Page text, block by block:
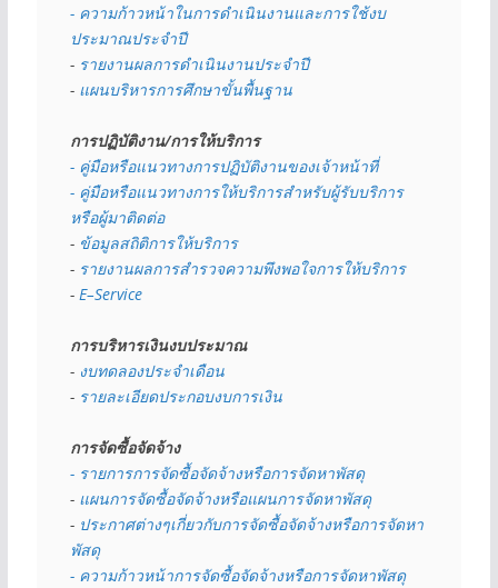
- ความก้าวหน้าในการดำเนินงานและการใช้งบ
ประมาณประจำปี
- รายงานผลการดำเนินงานประจำปี
- แผนบริหารการศึกษาขั้นพื้นฐาน
การปฏิบัติงาน/การให้บริการ
- คู่มือหรือแนวทางการปฏิบัติงานของเจ้าหน้าที่
- คู่มือหรือแนวทางการให้บริการสำหรับผู้รับบริการ
หรือผู้มาติดต่อ
- ข้อมูลสถิติการให้บริการ
- รายงานผลการสำรวจความพึงพอใจการให้บริการ
- E–Service
การบริหารเงินงบประมาณ
- งบทดลองประจำเดือน
- รายละเอียดประกอบงบการเงิน
การจัดซื้อจัดจ้าง
- รายการการจัดซื้อจัดจ้างหรือการจัดหาพัสดุ
- แผนการจัดซื้อจัดจ้างหรือแผนการจัดหาพัสดุ
- ประกาศต่างๆเกี่ยวกับการจัดซื้อจัดจ้างหรือการจัดหา
พัสดุ
- ความก้าวหน้าการจัดซื้อจัดจ้างหรือการจัดหาพัสดุ